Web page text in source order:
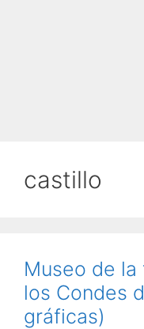
castillo
Museo de
los Condes
gráficas)